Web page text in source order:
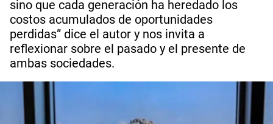
sino que cada generación ha heredado los
costos acumulados de oportunidades
perdidas” dice el autor y nos invita a
reflexionar sobre el pasado y el presente de
ambas sociedades.